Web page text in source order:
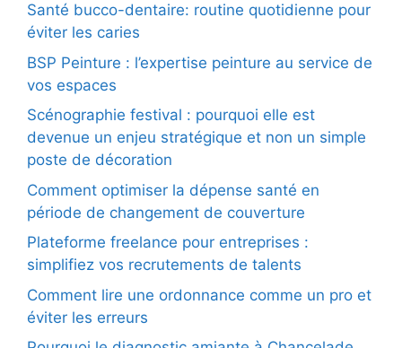
Santé bucco-dentaire: routine quotidienne pour
éviter les caries
BSP Peinture : l’expertise peinture au service de
vos espaces
Scénographie festival : pourquoi elle est
devenue un enjeu stratégique et non un simple
poste de décoration
Comment optimiser la dépense santé en
période de changement de couverture
Plateforme freelance pour entreprises :
simplifiez vos recrutements de talents
Comment lire une ordonnance comme un pro et
éviter les erreurs